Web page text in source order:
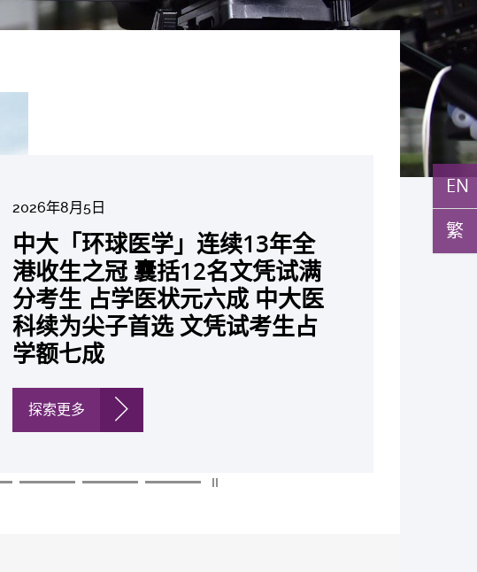
EN
繁
2026年8月5日
中大「环球医学」连续13年全
港收生之冠 囊括12名文凭试满
分考生 占学医状元六成 中大医
科续为尖子首选 文凭试考生占
学额七成
探索更多
中大研发「AI-OCT」系统助测
糖尿黄斑水肿 假阳性转介个案
锐减六成 缩短患者轮候诊症时
间
探索更多
中大黄秀娟教授获颁中国工程界
最高荣誉「光华工程科技奖」
成为今届医药衞生领域唯一香港
学者
探索更多
中大新设「香港中文大学凤凰奖
学金」嘉许公开试状元 鼓励学
医状元走出课堂放眼世界 装备
21世纪妙手仁医
探索更多
中大全新一站式PGT-Plus方案
精准辨识传统检测中复杂基因异
常「盲点」 降低人工受孕流产
及异常妊娠风险
探索更多
2026年6月22日
中大发现青光眼治疗新靶点 小
鼠实验证实可恢复七成视力 有
助开创崭新神经保护疗法
探索更多
2026年6月17日
中大成功拆解肝癌免疫治疗耐药
性机制 揭一种免疫细胞具「除
废喂食」新功能助癌细胞耐药性
探索更多
2026年6月10日
中大与多名全球专家共同牵头跨
国肺癌研究 逾半晚期ALK阳性
肺癌病人七年无恶化 因特定基
因异常而引起的肺癌有望变成
「慢性病」 患者可与病共存
探索更多
2026年6月5日
中大教授陈重娥获颁「清野裕杰
出领袖奖」 成为本港首名学者
荣膺亚洲糖尿病教研最高荣誉
探索更多
2026年6月2日
中大汇聚逾200位区域专家 探讨
私人医疗保险如何推动全民健康
覆盖
探索更多
2026年5月19日
中大张源津医生成首位亚洲研究
员 荣获国际泌尿科权威奖项
John K. Lattimer 讲座奖
探索更多
2026年5月14日
中大取得「从实验室到临床应
用」研究突破 初步证实GLP-1
药物可改善严重中风康复情况
探索更多